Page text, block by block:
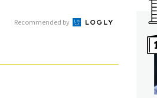
Recommended by